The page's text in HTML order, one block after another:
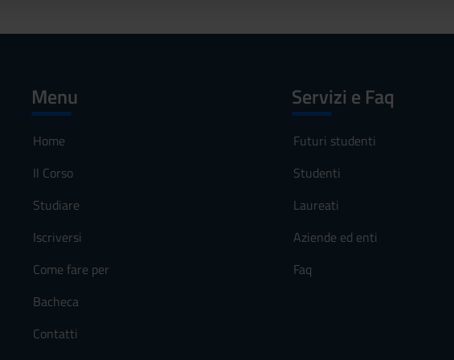
Menu
Home
Il Corso
Studiare
Iscriversi
Come fare per
Bacheca
Contatti
Servizi e Faq
Futuri studenti
Studenti
Laureati
Aziende ed enti
Faq